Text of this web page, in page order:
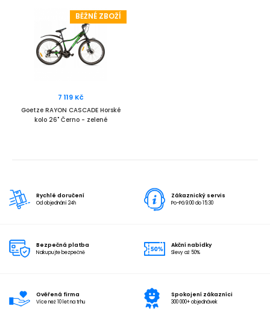
BĚŽNÉ ZBOŽÍ
7 119 Kč
Goetze RAYON CASCADE Horské
kolo 26" Černo - zelené
Rychlé doručení
Od objednání 24h
Zákaznický servis
Po-Pá 9:00 do 15:30
Bezpečná platba
Nakupujte bezpečně
Akční nabídky
Slevy až 50%
Ověřená firma
Více než 10 let na trhu
Spokojení zákazníci
300 000+ objednávek